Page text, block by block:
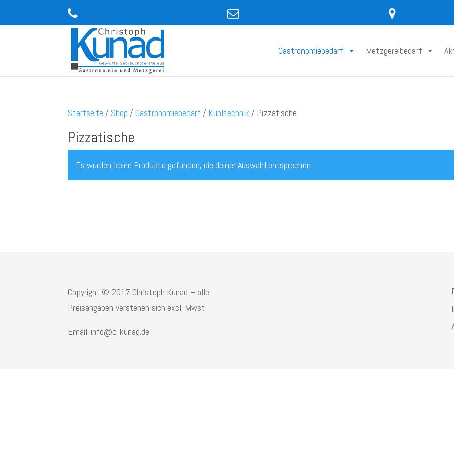
Gastronomiebedarf Metzgereibedarf
Startseite / Shop /Gastronomiebedarf / Kühltechnik / Pizzatische
Pizzatische
Es wurden keine Produkte gefunden, die deiner Auswahl entsprechen.
Copyright © 2017 Christoph Kunad – alle
Preisangaben verstehen sich excl. Mwst
Email: info@c-kunad.de